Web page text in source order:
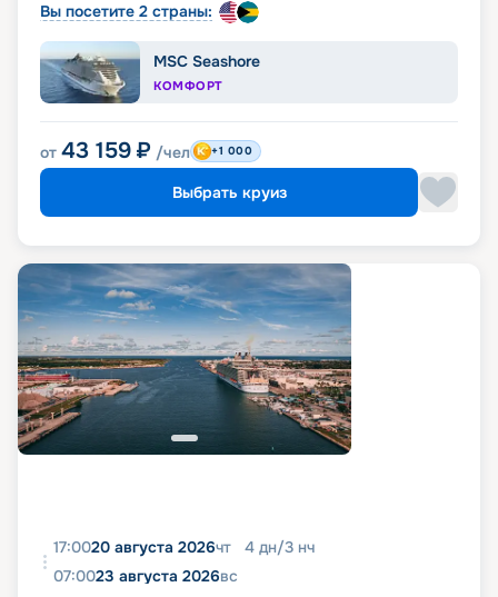
Вы посетите 2 страны:
MSC Seashore
КОМФОРТ
от 43 159 ₽ /чел +1 000
Выбрать круиз
17:0020 августа 2026чт 4 дн/3 нч
07:0023 августа 2026вс